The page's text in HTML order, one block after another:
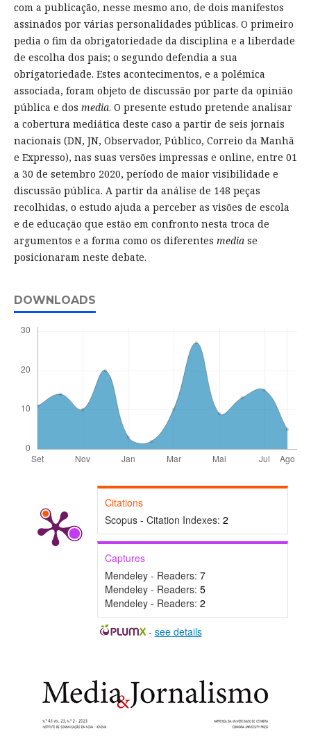
com a publicação, nesse mesmo ano, de dois manifestos
assinados por várias personalidades públicas. O primeiro
pedia o fim da obrigatoriedade da disciplina e a liberdade
de escolha dos pais; o segundo defendia a sua
obrigatoriedade. Estes acontecimentos, e a polémica
associada, foram objeto de discussão por parte da opinião
pública e dos media. O presente estudo pretende analisar
a cobertura mediática deste caso a partir de seis jornais
nacionais (DN, JN, Observador, Público, Correio da Manhã
e Expresso), nas suas versões impressas e online, entre 01
a 30 de setembro 2020, período de maior visibilidade e
discussão pública. A partir da análise de 148 peças
recolhidas, o estudo ajuda a perceber as visões de escola
e de educação que estão em confronto nesta troca de
argumentos e a forma como os diferentes mediase
posicionaram neste debate.
DOWNLOADS
Citations
Scopus - Citation Indexes: 2
Captures
Mendeley - Readers: 7
Mendeley - Readers: 5
Mendeley - Readers: 2
- see details